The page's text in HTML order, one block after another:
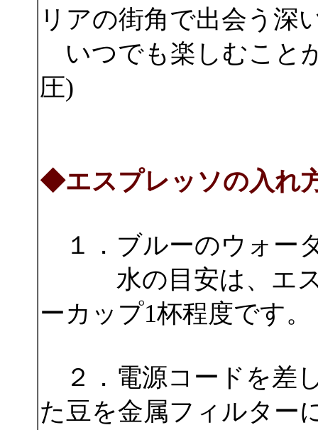
リアの街角で出会う深
いつでも楽しむこと
圧)
◆エスプレッソの入れ
１．ブルーのウォー
水の目安は、エス
ーカップ1杯程度です。
２．電源コードを差
た豆を金属フィルター